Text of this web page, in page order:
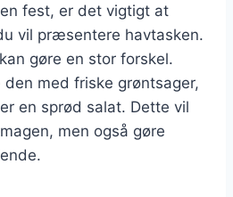
fest, er det vigtigt at
vil præsentere havtasken.
gøre en stor forskel.
med friske grøntsager,
en sprød salat. Dette vil
men også gøre